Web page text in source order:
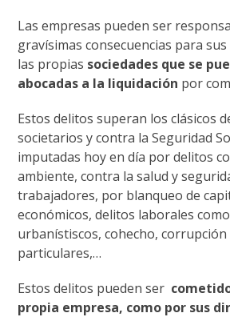
Las empresas pueden ser
gravísimas consecuencias para
las propias sociedades que se
abocadas a la liquidación por
Estos delitos superan los clásicos
societarios y contra la Seguridad
imputadas hoy en día por delitos
ambiente, contra la salud y
trabajadores, por blanqueo de
económicos, delitos laborales
urbanístiscos, cohecho,
particulares,…
Estos delitos pueden ser
propia empresa, como por sus